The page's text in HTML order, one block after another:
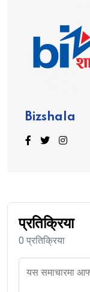
Bizshala
प्रतिक्रिया
0 प्रतिक्रिया